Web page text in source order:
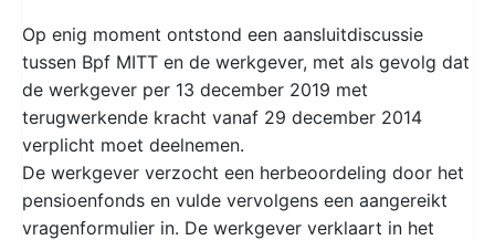
Op enig moment ontstond een aansluitdiscussie
tussen Bpf MITT en de werkgever, met als gevolg dat
de werkgever per 13 december 2019 met
terugwerkende kracht vanaf 29 december 2014
verplicht moet deelnemen.
De werkgever verzocht een herbeoordeling door het
pensioenfonds en vulde vervolgens een aangereikt
vragenformulier in. De werkgever verklaart in het